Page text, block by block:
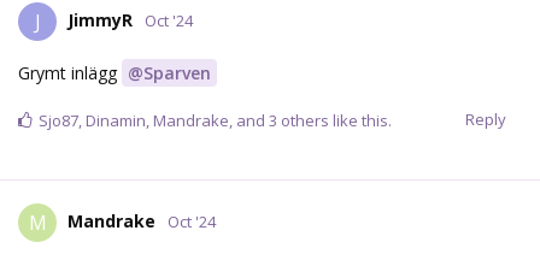
J JimmyR Oct '24
Grymt inlägg @Sparven
Reply
Sjo87, Dinamin, Mandrake, and 3 others like this.
M Mandrake Oct '24